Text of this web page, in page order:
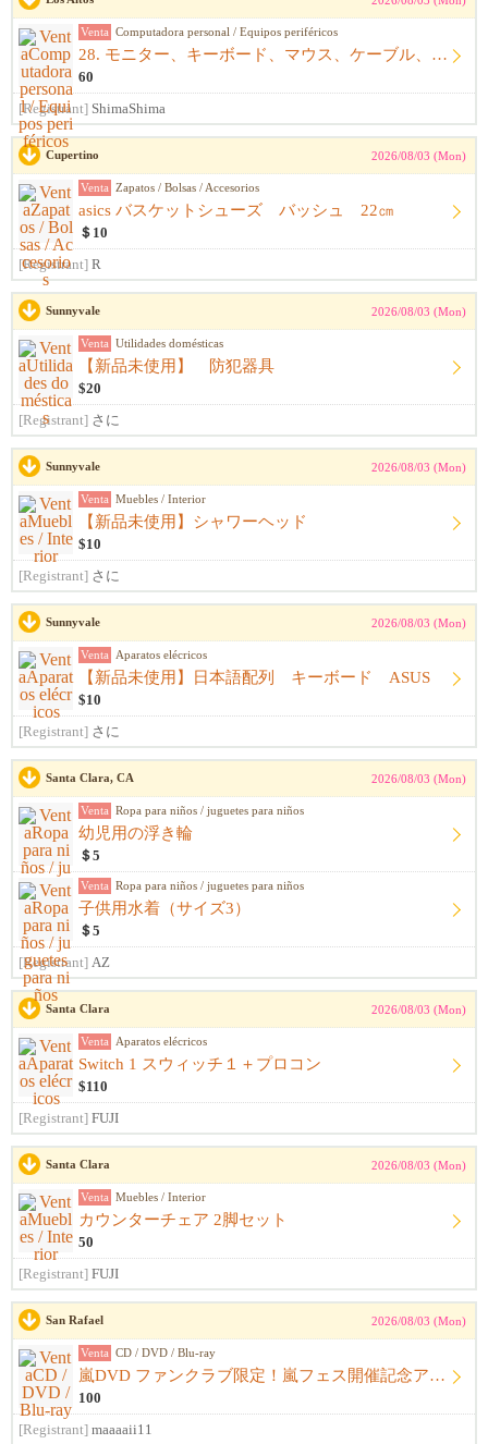
Venta Computadora personal / Equipos periféricos
28. モニター、キーボード、マウス、ケーブル、アームレスト一式
60
[Registrant] ShimaShima
Cupertino 2026/08/03 (Mon)
Venta Zapatos / Bolsas / Accesorios
asics バスケットシューズ バッシュ 22㎝
＄10
[Registrant] R
Sunnyvale 2026/08/03 (Mon)
Venta Utilidades domésticas
【新品未使用】 防犯器具
$20
[Registrant] さに
Sunnyvale 2026/08/03 (Mon)
Venta Muebles / Interior
【新品未使用】シャワーヘッド
$10
[Registrant] さに
Sunnyvale 2026/08/03 (Mon)
Venta Aparatos elécricos
【新品未使用】日本語配列 キーボード ASUS
$10
[Registrant] さに
Santa Clara, CA 2026/08/03 (Mon)
Venta Ropa para niños / juguetes para niños
幼児用の浮き輪
＄5
Venta Ropa para niños / juguetes para niños
子供用水着（サイズ3）
＄5
[Registrant] AZ
Santa Clara 2026/08/03 (Mon)
Venta Aparatos elécricos
Switch 1 スウィッチ１＋プロコン
$110
[Registrant] FUJI
Santa Clara 2026/08/03 (Mon)
Venta Muebles / Interior
カウンターチェア 2脚セット
50
[Registrant] FUJI
San Rafael 2026/08/03 (Mon)
Venta CD / DVD / Blu-ray
嵐DVD ファンクラブ限定！嵐フェス開催記念アルバム ウラ嵐マニア CD４枚組
100
[Registrant] maaaaii11